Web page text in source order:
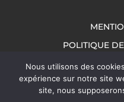
POLITIQUE
NOUS
Nous utilisons des
expérience sur notre site
site, nous